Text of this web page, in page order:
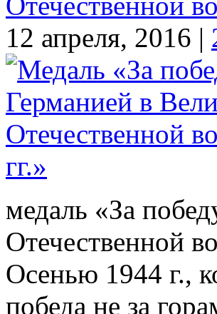
12 апреля, 2016 |
медаль «За
Отечественной
Осенью 1944 г.,
победа не за